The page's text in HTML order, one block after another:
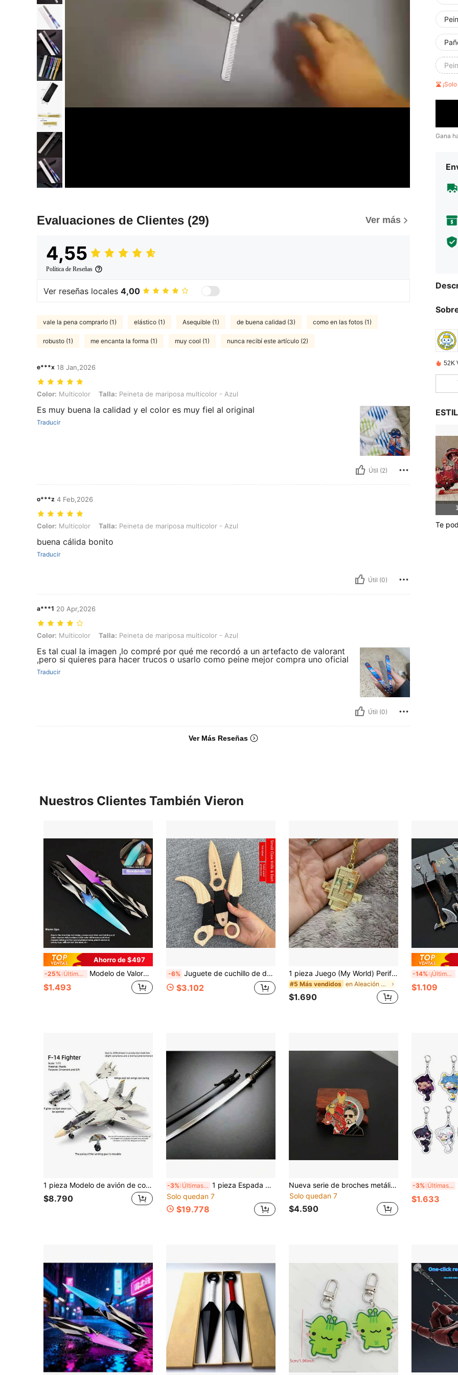
Evaluaciones de Clientes (29) Ver más
4,55
Política de Reseñas
Ver reseñas locales 4,00
vale la pena comprarlo (1) elástico (1) Asequible (1) de buena calidad (3) como en las fotos (1)
robusto (1) me encanta la forma (1) muy cool (1) nunca recibí este artículo (2)
e***x 18 Jan,2026
Color: Multicolor, Talla: Peineta de mariposa multicolor - Azul
Color: Multicolor Talla: Peineta de mariposa multicolor - Azul
Es muy buena la calidad y el color es muy fiel al original
Traducir
Útil (2)
o***z 4 Feb,2026
Color: Multicolor, Talla: Peineta de mariposa multicolor - Azul
Color: Multicolor Talla: Peineta de mariposa multicolor - Azul
buena cálida bonito
Traducir
Útil (0)
a***1 20 Apr,2026
Color: Multicolor, Talla: Peineta de mariposa multicolor - Azul
Color: Multicolor Talla: Peineta de mariposa multicolor - Azul
Es tal cual la imagen ,lo compré por qué me recordó a un artefacto de valorant
,pero si quieres para hacer trucos o usarlo como peine mejor compra uno oficial
Traducir
Útil (0)
Ver Más Reseñas
Gana
52K
Te
Nuestros Clientes También Vieron
Ahorro de $497
-25% Últimas 6 hrs Modelo de Valorant de 30 cm, juguete plegable, versión visual del modelo de arma de Valorant, modelo periférico de Vanguard Contract Singularity Butterfly Island Valorant
$1.493
-6% Juguete de cuchillo de de madera, juguete de dardo de madera - cuchillo de madera, dardo, espada de madera grande, cuchillo de madera, juguetes para adolescentes
$3.102
1 pieza Juego (My World) Periférico de Juego Anime Llavero Colgante Tótem Metal Periférico de Juego Cyber Estéreo Mochila Adorno Mini Relieve
#5 Más vendidos en Aleación de aluminio Juguetes coleccionables
$1.690
-14% ¡Últimos 2 días
$1.109
1 pieza Modelo de avión de combate y bombardero F14 SU57 F22 B2 SU25 A10, modelo a escala en miniatura para exhibición, bloques de construcción de plástico, modelo de avión coleccionable, regalo creativo, regalo de Navidad, adecuado para edades 14+
$8.790
-3% Últimas 4 hrs 1 pieza Espada de samurái de dragón negro y dragón blanco, material de madera, artesanía de anime, accesorio de arma, decoración de festival, regalo perfecto para cumpleaños/vacaciones/Halloween/Navidad, adorno decorativo
Solo quedan 7
$19.778
Nueva serie de broches metálicos luminosos con diseños de personajes clásicos de dibujos animados, accesorio de ropa ideal para el uso diario, adecuado como regalo de Año Nuevo, regalo de cumpleaños y artículo de colección imprescindible para fans
Solo quedan 7
$4.590
-3% Últimas 6 hrs 1
$1.633